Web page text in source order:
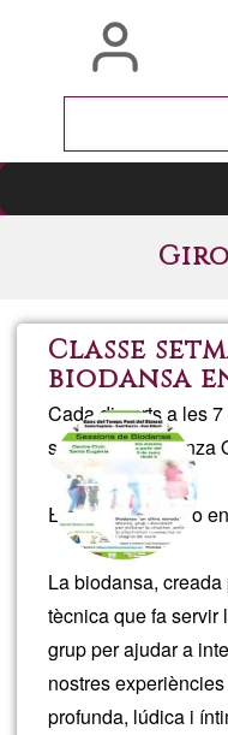
navigation
Classe
biodansa
Cada dimarts a les
sessió de Biodanza
En G1 (30junes) o
La biodansa,
tècnica que fa servir
grup per ajudar a
nostres
profunda, lúdica i